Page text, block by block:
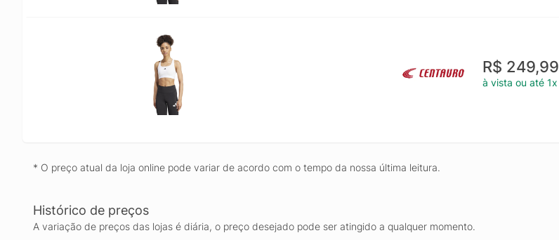
R$ 249,99
à vista ou até 1x
* O preço atual da loja online pode variar de acordo com o tempo da nossa última leitura.
Histórico de preços
A variação de preços das lojas é diária, o preço desejado pode ser atingido a qualquer momento.